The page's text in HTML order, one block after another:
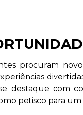
procuram
destaque com
petisco para